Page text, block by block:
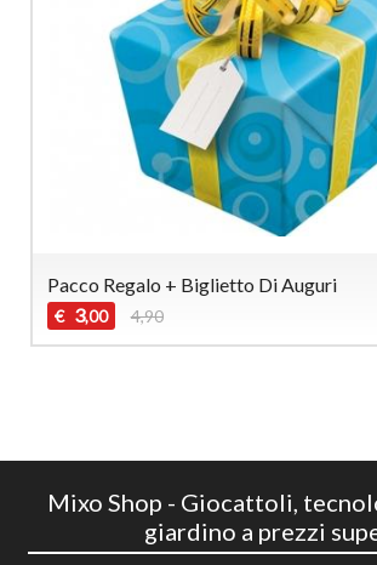
Pacco Regalo + Biglietto Di Auguri
€ 3,00 4,90
Mixo Shop - Giocattoli,
giardino a prezzi